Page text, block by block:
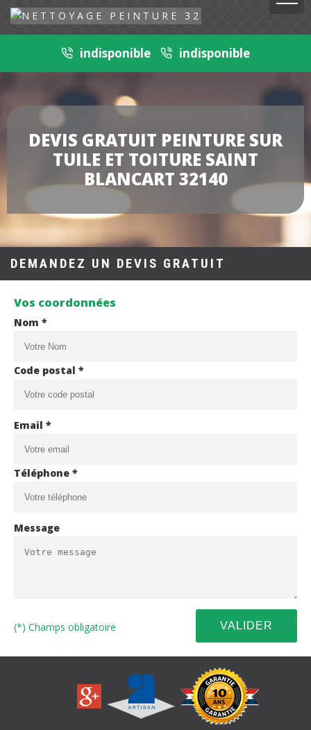
indisponible indisponible
DEVIS GRATUIT PEINTURE SUR
TUILE ET TOITURE SAINT
BLANCART 32140
DEMANDEZ UN DEVIS GRATUIT
Vos coordonnées
Nom *
Code postal *
Email *
Téléphone *
Message
(*) Champs obligatoire